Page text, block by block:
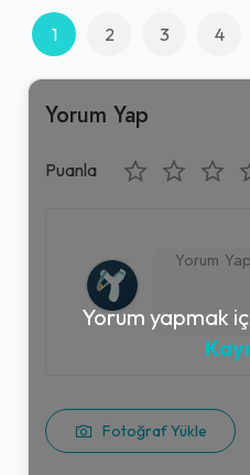
1 2 3 4
Yorum Yap
Puanla
Fotoğraf Yükle
Yorum yapmak